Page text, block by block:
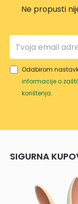
Ne propusti
Odabirom
informacije o
korištenja.
SIGURNA